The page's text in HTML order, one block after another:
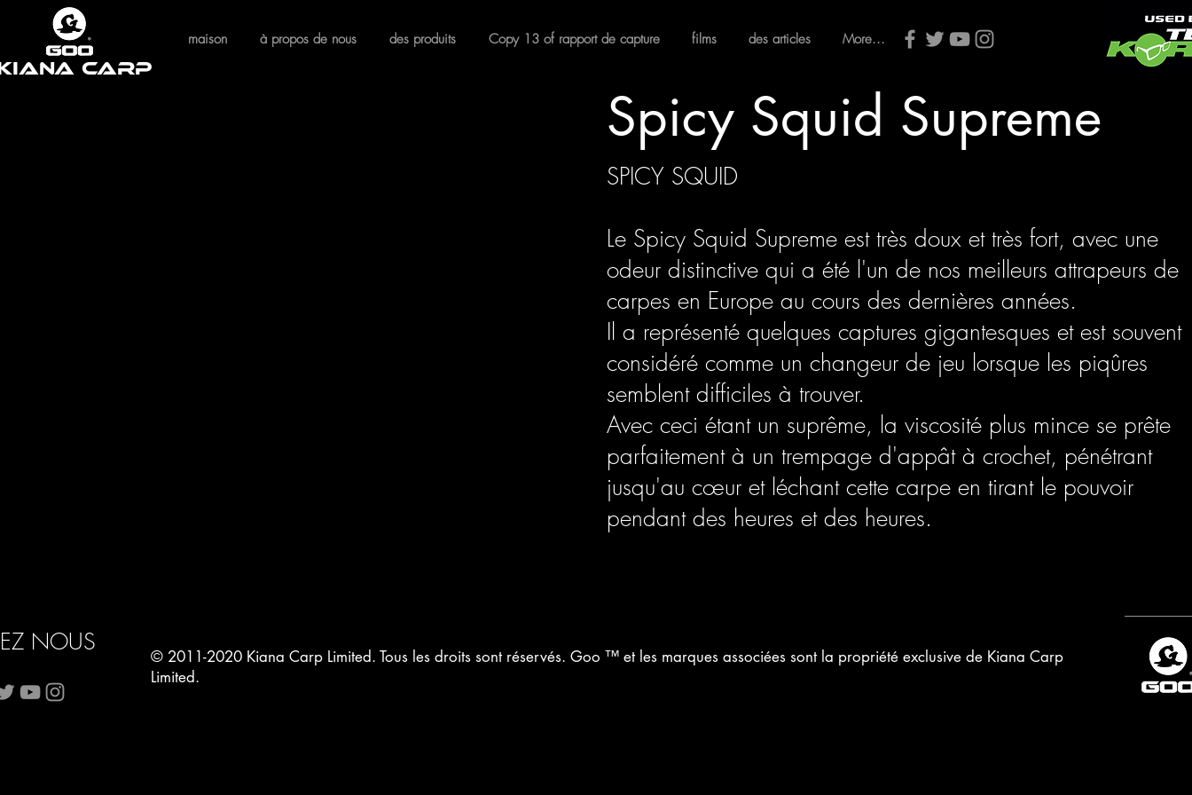
maison à propos de nous des produits Copy 13 of rapport de capture films des articles More...
Carp
Spicy Squid Supreme
SPICY SQUID
Le Spicy Squid Supreme est très doux et très fort, avec une
odeur distinctive qui a été l'un de nos meilleurs attrapeurs de
carpes en Europe au cours des dernières années.
Il a représenté quelques captures gigantesques et est souvent
considéré comme un changeur de jeu lorsque les piqûres
semblent difficiles à trouver.
Avec ceci étant un suprême, la viscosité plus mince se prête
parfaitement à un trempage d'appât à crochet, pénétrant
jusqu'au cœur et léchant cette carpe en tirant le pouvoir
pendant des heures et des heures.
© 2011-2020 Kiana Carp Limited. Tous les droits sont réservés. Goo ™ et les marques associées sont la propriété exclusive de Kiana Carp
Limited.
NOUS